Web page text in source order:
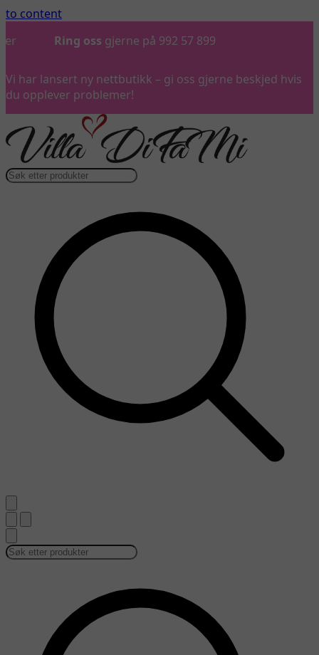
to content
Ring ossgjerne på 992 57 899
Vi har lansert ny nettbutikk – gi oss gjerne beskjed hvis
du opplever problemer!